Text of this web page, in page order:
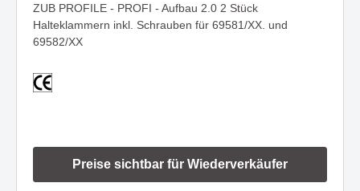
ZUB PROFILE - PROFI - Aufbau 2.0 2 Stück
Halteklammern inkl. Schrauben für 69581/XX. und
69582/XX
Preise sichtbar für Wiederverkäufer